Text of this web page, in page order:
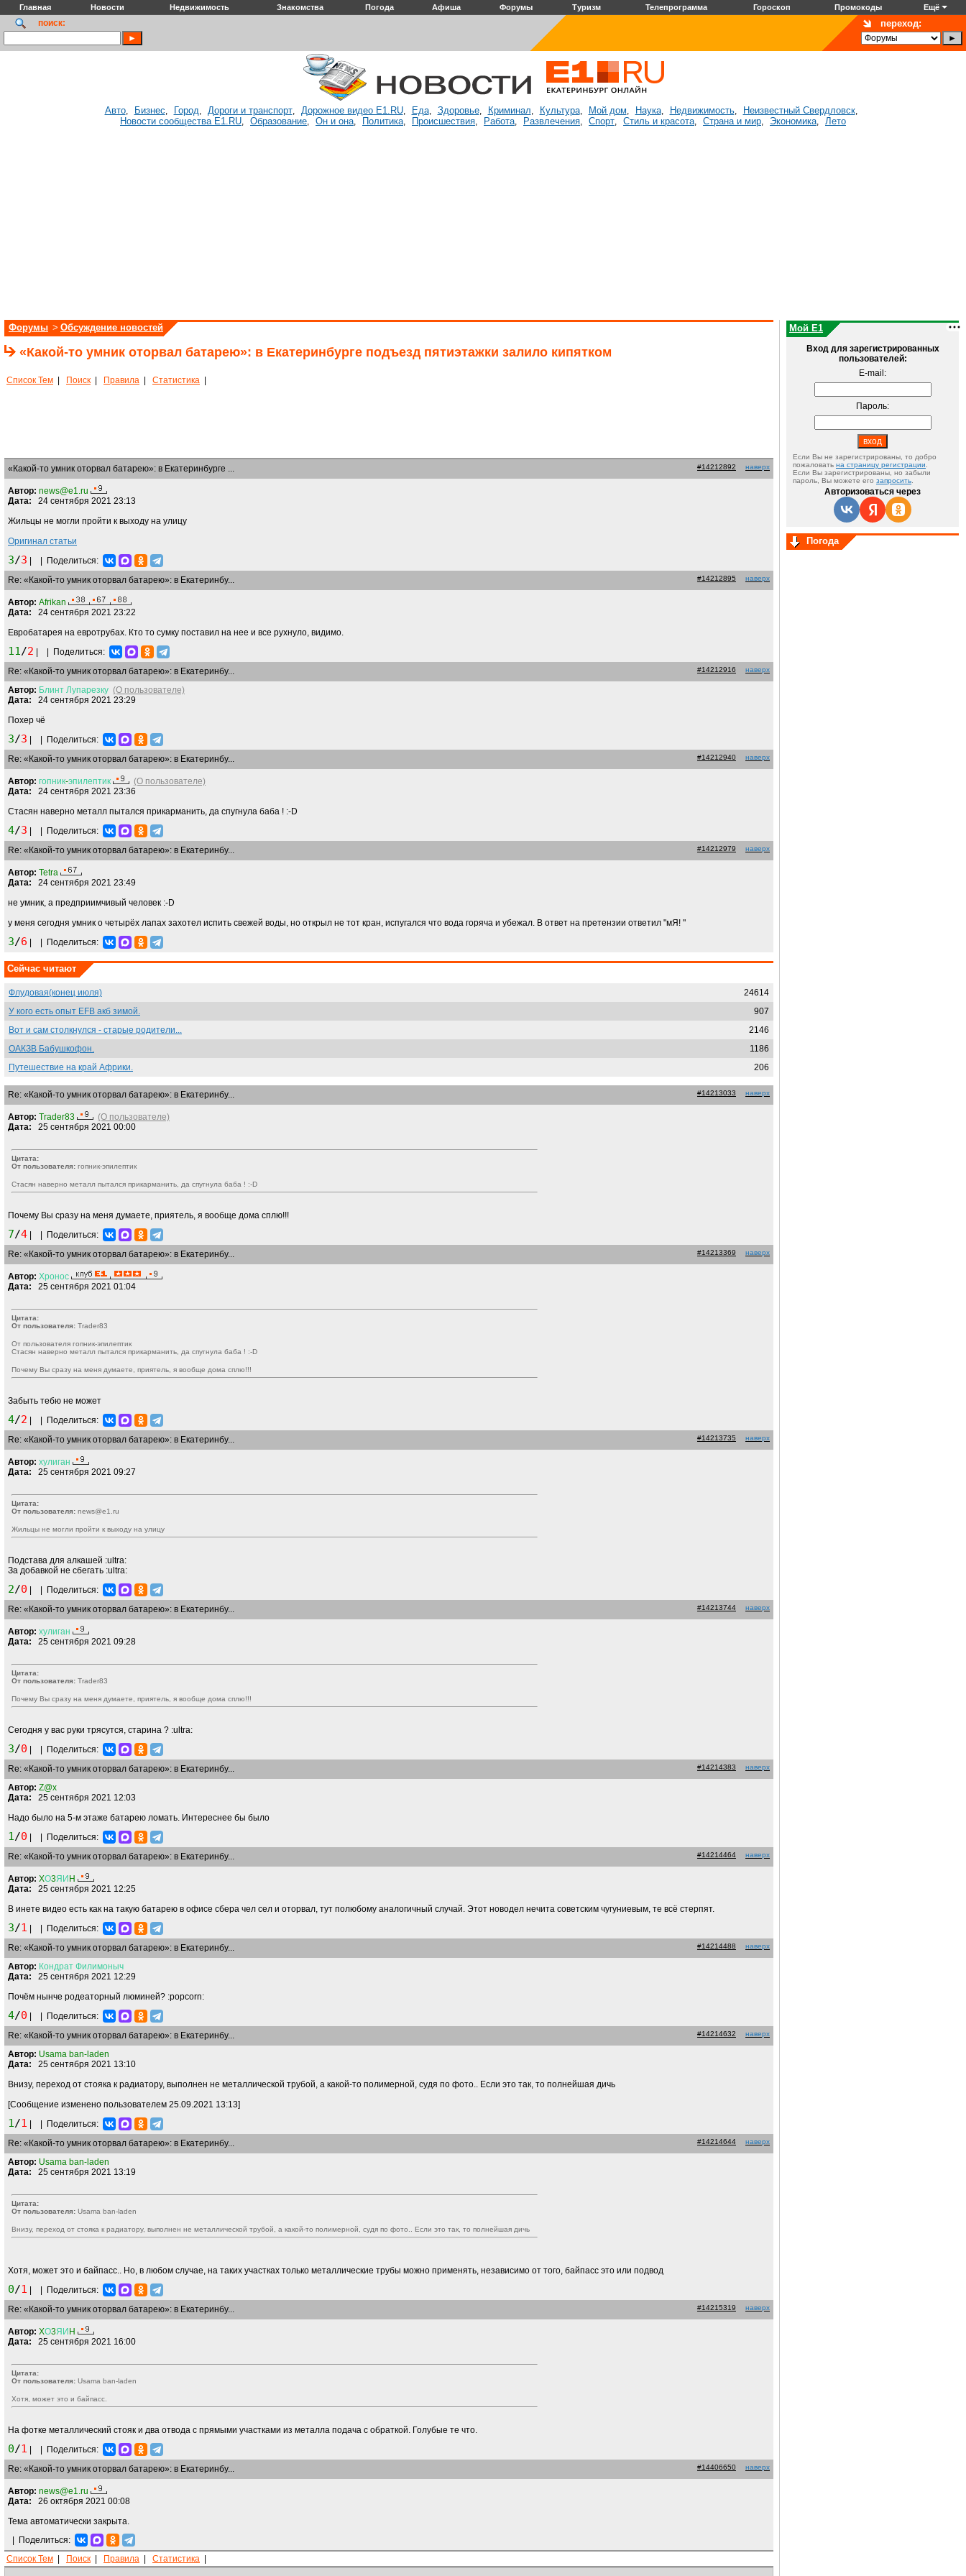
Главная Новости Недвижимость Знакомства Погода Афиша Форумы Туризм Телепрограмма Гороскоп Промокоды Ещё
поиск: переход:
Авто, Бизнес, Город, Дороги и транспорт, Дорожное видео E1.RU, Еда, Здоровье, Криминал, Культура, Мой дом, Наука, Недвижимость, Неизвестный Свердловск,
Новости сообщества E1.RU, Образование, Он и она, Политика, Происшествия, Работа, Развлечения, Спорт, Стиль и красота, Страна и мир, Экономика, Лето
Форумы > Обсуждение новостей
«Какой-то умник оторвал батарею»: в Екатеринбурге подъезд пятиэтажки залило кипятком
Список Тем Поиск Правила Статистика
«Какой-то умник оторвал батарею»: в Екатеринбурге ... #14212892 наверх
Автор: news@e1.ru
Дата: 24 сентября 2021 23:13
Жильцы не могли пройти к выходу на улицу
Оригинал статьи
3/3
Поделиться:
Re: «Какой-то умник оторвал батарею»: в Екатеринбу...
#14212895 наверх
Автор: Afrikan
Дата: 24 сентября 2021 23:22
Евробатарея на евротрубах. Кто то сумку поставил на нее и все рухнуло, видимо.
11/2
Поделиться:
Re: «Какой-то умник оторвал батарею»: в Екатеринбу...
#14212916 наверх
Автор: Блинт Лупарезку (О пользователе)
Дата: 24 сентября 2021 23:29
Похер чë
3/3
Поделиться:
Re: «Какой-то умник оторвал батарею»: в Екатеринбу...
#14212940 наверх
Автор: гопник-эпилептик
(О пользователе)
Дата: 24 сентября 2021 23:36
Стасян наверно металл пытался прикарманить, да спугнула баба ! :-D
4/3
Поделиться:
Re: «Какой-то умник оторвал батарею»: в Екатеринбу...
#14212979 наверх
Автор: Tetra
Дата: 24 сентября 2021 23:49
не умник, а предприимчивый человек :-D
у меня сегодня умник о четырёх лапах захотел испить свежей воды, но открыл не тот кран, испугался что вода горяча и убежал. В ответ на претензии ответил "мЯ! "
3/6 Поделиться:
Сейчас читают
Флудовая(конец июля)
24614
У кого есть опыт EFB акб зимой.
907
Вот и сам столкнулся - старые родители...
2146
ОАКЗВ Бабушкофон.
1186
Путешествие на край Африки.
206
Re: «Какой-то умник оторвал батарею»: в Екатеринбу... #14213033 наверх
Автор: Trader83
(О пользователе)
Дата: 25 сентября 2021 00:00
Цитата:
От пользователя: гопник-эпилептик
Стасян наверно металл пытался прикарманить, да спугнула баба ! :-D
Почему Вы сразу на меня думаете, приятель, я вообще дома сплю!!!
7/4
Поделиться:
Re: «Какой-то умник оторвал батарею»: в Екатеринбу...
#14213369 наверх
Автор: Хронос
Дата: 25 сентября 2021 01:04
Цитата:
От пользователя: Trader83
От пользователя гопник-эпилептик
Стасян наверно металл пытался прикарманить, да спугнула баба ! :-D
Почему Вы сразу на меня думаете, приятель, я вообще дома сплю!!!
Забыть тебю не может
4/2
Поделиться:
Re: «Какой-то умник оторвал батарею»: в Екатеринбу...
#14213735 наверх
Автор: хулиган
Дата: 25 сентября 2021 09:27
Цитата:
От пользователя: news@e1.ru
Жильцы не могли пройти к выходу на улицу
Подстава для алкашей :ultra:
За добавкой не сбегать :ultra:
2/0
Поделиться:
Re: «Какой-то умник оторвал батарею»: в Екатеринбу...
#14213744 наверх
Автор: хулиган
Дата: 25 сентября 2021 09:28
Цитата:
От пользователя: Trader83
Почему Вы сразу на меня думаете, приятель, я вообще дома сплю!!!
Сегодня у вас руки трясутся, старина ? :ultra:
3/0
Поделиться:
Re: «Какой-то умник оторвал батарею»: в Екатеринбу...
#14214383 наверх
Автор: Z@x
Дата: 25 сентября 2021 12:03
Надо было на 5-м этаже батарею ломать. Интереснее бы было
1/0
Поделиться:
Re: «Какой-то умник оторвал батарею»: в Екатеринбу...
#14214464 наверх
Автор: XО3ЯИ H
Дата: 25 сентября 2021 12:25
В инете видео есть как на такую батарею в офисе сбера чел сел и оторвал, тут полюбому аналогичный случай. Этот новодел нечита советским чугуниевым, те всё стерпят.
3/1
Поделиться:
Re: «Какой-то умник оторвал батарею»: в Екатеринбу...
#14214488 наверх
Автор: Кондрат Филимоныч
Дата: 25 сентября 2021 12:29
Почём нынче родеаторный люминей? :popcorn:
4/0
Поделиться:
Re: «Какой-то умник оторвал батарею»: в Екатеринбу...
#14214632 наверх
Автор: Usama ban-laden
Дата: 25 сентября 2021 13:10
Внизу, переход от стояка к радиатору, выполнен не металлической трубой, а какой-то полимерной, судя по фото.. Если это так, то полнейшая дичь
[Сообщение изменено пользователем 25.09.2021 13:13]
1/1
Поделиться:
Re: «Какой-то умник оторвал батарею»: в Екатеринбу...
#14214644 наверх
Автор: Usama ban-laden
Дата: 25 сентября 2021 13:19
Цитата:
От пользователя: Usama ban-laden
Внизу, переход от стояка к радиатору, выполнен не металлической трубой, а какой-то полимерной, судя по фото.. Если это так, то полнейшая дичь
Хотя, может это и байпасс.. Но, в любом случае, на таких участках только металлические трубы можно применять, независимо от того, байпасс это или подвод
0/1
Поделиться:
Re: «Какой-то умник оторвал батарею»: в Екатеринбу...
#14215319 наверх
Автор: XО3ЯИ H
Дата: 25 сентября 2021 16:00
Цитата:
От пользователя: Usama ban-laden
Хотя, может это и байпасс.
На фотке металлический стояк и два отвода с прямыми участками из металла подача с обраткой. Голубые те что.
0/1
Поделиться:
Re: «Какой-то умник оторвал батарею»: в Екатеринбу...
#14406650 наверх
Автор: news@e1.ru
Дата: 26 октября 2021 00:08
Тема автоматически закрыта.
Поделиться:
Список Тем
Поиск Правила Статистика
Мой E1
Вход для зарегистрированных
пользователей:
E-mail:
Пароль:
Если Вы не зарегистрированы, то добро
пожаловать на страницу регистрации
Если Вы зарегистрированы, но забыли
пароль, Вы можете его запросить
Авторизоваться через
Погода